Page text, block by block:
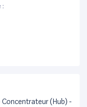
:
Concentrateur (Hub) -